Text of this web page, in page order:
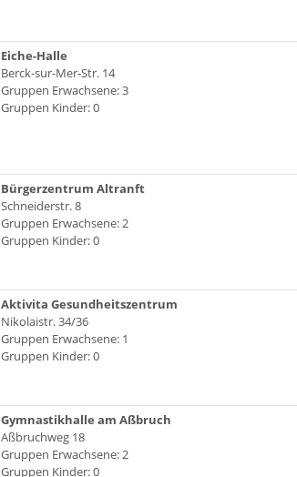
Eiche-Halle
Berck-sur-Mer-Str. 14
Gruppen Erwachsene: 3
Gruppen Kinder: 0
Bürgerzentrum Altranft
Schneiderstr. 8
Gruppen Erwachsene: 2
Gruppen Kinder: 0
Aktivita Gesundheitszentrum
Nikolaistr. 34/36
Gruppen Erwachsene: 1
Gruppen Kinder: 0
Gymnastikhalle am Aßbruch
Aßbruchweg 18
Gruppen Erwachsene: 2
Gruppen Kinder: 0